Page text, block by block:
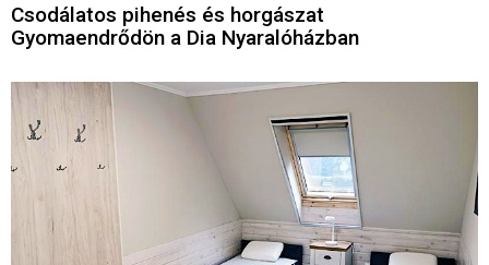
Csodálatos pihenés és horgászat
Gyomaendrődön a Dia Nyaralóházban